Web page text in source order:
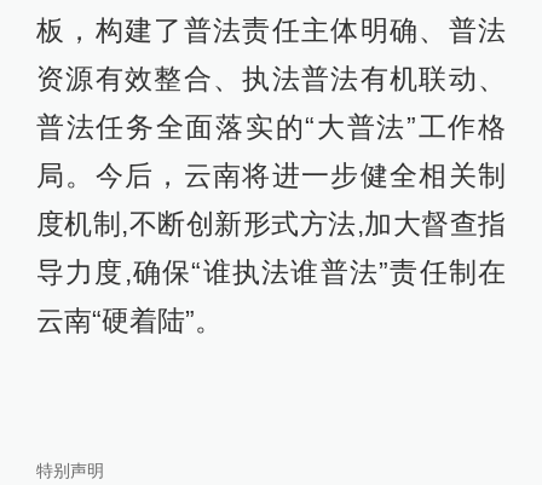
板，构建了普法责任主体明确、普法
资源有效整合、执法普法有机联动、
普法任务全面落实的“大普法”工作格
局。今后，云南将进一步健全相关制
度机制,不断创新形式方法,加大督查指
导力度,确保“谁执法谁普法”责任制在
云南“硬着陆”。
特别声明